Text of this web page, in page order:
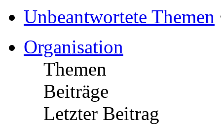
Unbeantwortete Themen
Organisation
Themen
Beiträge
Letzter Beitrag